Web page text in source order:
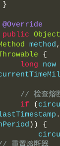
}
@Override
public Object
method,
{
long now
// 检查熔
if
(
.
))
{